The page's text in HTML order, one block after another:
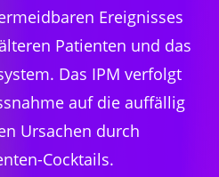
Ereignisses
Patienten und das
Das IPM verfolgt
auf die auffällig
Ursachen durch
Cocktails.